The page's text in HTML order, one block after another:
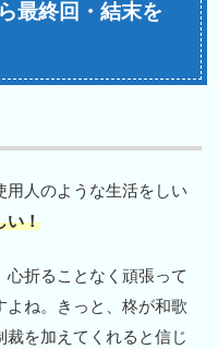
最終回・結末を
人のような生活をしい
い！
折ることなく頑張って
よね。きっと、柊が和歌
を加えてくれると信じ